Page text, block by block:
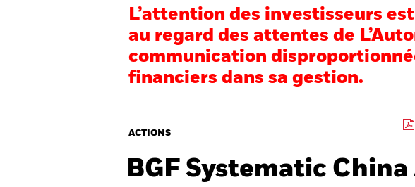
L’attention des investisseurs
au regard des attentes de
communication
financiers dans sa gestion.
ACTIONS
BGF Systematic